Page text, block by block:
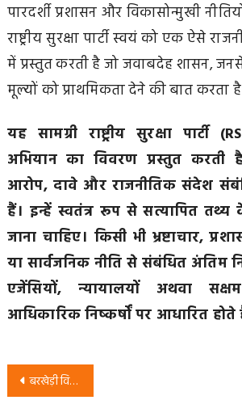
पारदर्शी प्रशासन और विकासोन्मुखी
राष्ट्रीय सुरक्षा पार्टी स्वयं को एक ऐसे
में प्रस्तुत करती है जो जवाबदेह शासन,
मूल्यों को प्राथमिकता देने की बात करता
यह सामग्री राष्ट्रीय सुरक्षा पार्टी
अभियान का विवरण प्रस्तुत करती
आरोप, दावे और राजनीतिक संदेश
हैं। इन्हें स्वतंत्र रूप से सत्यापित
जाना चाहिए। किसी भी भ्रष्टाचार,
या सार्वजनिक नीति से संबंधित अंतिम
एजेंसियों, न्यायालयों अथवा
आधिकारिक निष्कर्षों पर आधारित होते
Post
बरखेड़ी विधानसभा चुनाव 2027: राजेश कुमार ने बदलाव और उज्ज्वल भविष्य का दिया संदेश Bihar Election